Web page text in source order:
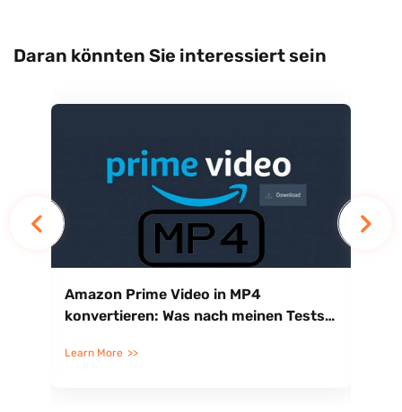
Daran könnten Sie interessiert sein
Amazon Prime Video in MP4
konvertieren: Was nach meinen Tests
Learn More